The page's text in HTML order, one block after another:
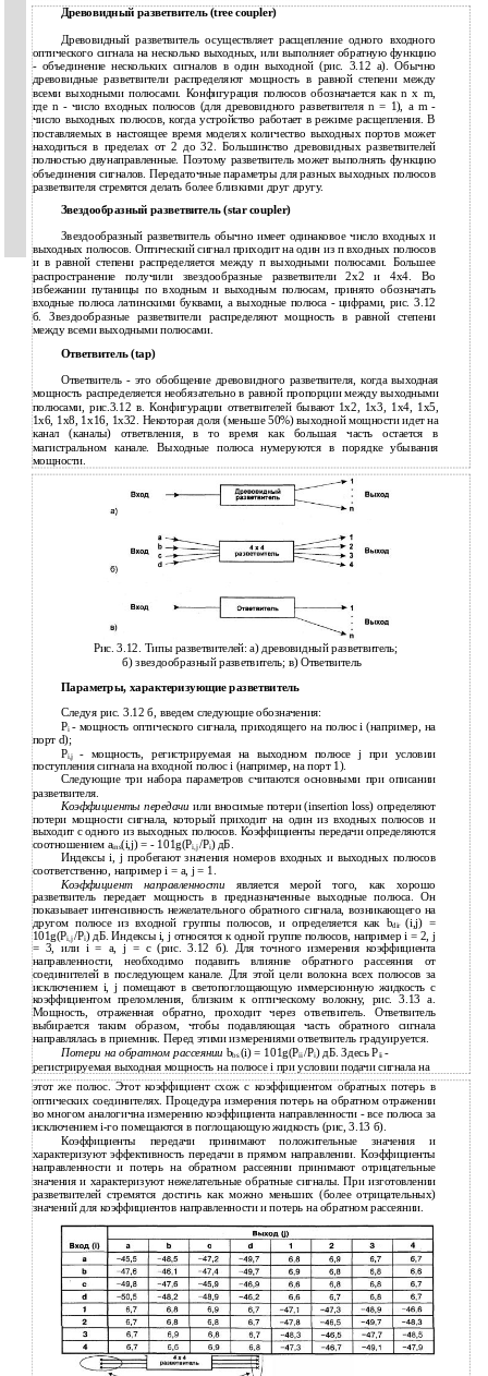
Древовидный разветвитель (tree coupler)
Древовидный разветвитель осуществляет расщепление одного входного
оптического сигнала на несколько выходных, или выполняет обратную функцию
- объединение нескольких сигналов в один выходной (рис. 3.12 а). Обычно
древовидные разветвители распределяют мощность в равной степени между
всеми выходными полюсами. Конфигурация полюсов обозначается как n х m,
где n - число входных полюсов (для древовидного разветвителя n = 1), а m -
число выходных полюсов, когда устройство работает в режиме расщепления. В
поставляемых в настоящее время моделях количество выходных портов может
находиться в пределах от 2 до 32. Большинство древовидных разветвителей
полностью двунаправленные. Поэтому разветвитель может выполнять функцию
объединения сигналов. Передаточные параметры для разных выходных полюсов
разветвителя стремятся делать более близкими друг другу.
Звездообразный разветвитель (star coupler)
Звездообразный разветвитель обычно имеет одинаковое число входных и
выходных полюсов. Оптический сигнал приходит на один из п входных полюсов
и в равной степени распределяется между п выходными полюсами. Большее
распространение получили звездообразные разветвители 2х2 и 4х4. Во
избежании путаницы по входным и выходным полюсам, принято обозначать
входные полюса латинскими буквами, а выходные полюса - цифрами, рис. 3.12
б. Звездообразные разветвители распределяют мощность в равной степени
между всеми выходными полюсами.
Ответвитель (tap)
Ответвитель - это обобщение древовидного разветвителя, когда выходная
мощность распределяется необязательно в равной пропорции между выходными
полюсами, рис.3.12 в. Конфигурации ответвителей бывают 1х2, 1х3, 1х4, 1х5,
1х6, 1х8, 1х16, 1х32. Некоторая доля (меньше 50%) выходной мощности идет на
канал (каналы) ответвления, в то время как большая часть остается в
магистральном канале. Выходные полюса нумеруются в порядке убывания
мощности.
Рис. 3.12. Типы разветвителей: а) древовидный разветвитель;
б) звездообразный разветвитель; в) Ответвитель
Параметры, характеризующие разветвитель
Следуя рис. 3.12 б, введем следующие обозначения:
Рi - мощность оптического сигнала, приходящего на полюс i (например, на
порт d);
Рi,j- мощность, регистрируемая на выходном полюсе j при условии
поступления сигнала на входной полюс i (например, на порт 1).
Следующие три набора параметров считаются основными при описании
разветвителя.
Коэффициенты передачиили вносимые потери (insertion loss) определяют
потери мощности сигнала, который приходит на один из входных полюсов и
выходит с одного из выходных полюсов. Коэффициенты передачи определяются
соотношением ains(i,j) = - 101g(Pi,j/Pi) дБ.
Индексы i, j пробегают значения номеров входных и выходных полюсов
соответственно, например i = а, j = 1.
Коэффициент направленностиявляется мерой того, как хорошо
разветвитель передает мощность в предназначенные выходные полюса. Он
показывает интенсивность нежелательного обратного сигнала, возникающего на
другом полюсе из входной группы полюсов, и определяется как bdir(i,j) =
101g(Pi,j/Рi) дБ. Индексы i, j относятся к одной группе полюсов, например i = 2, j
= 3, или i = а, j = с (рис. 3.12 б). Для точного измерения коэффициента
направленности, необходимо подавить влияние обратного рассеяния от
соединителей в последующем канале. Для этой цели волокна всех полюсов за
исключением i, j помещают в светопоглощающую иммерсионную жидкость с
коэффициентом преломления, близким к оптическому волокну, рис. 3.13 а.
Мощность, отраженная обратно, проходит через ответвитель. Ответвитель
выбирается таким образом, чтобы подавляющая часть обратного сигнала
направлялась в приемник. Перед этими измерениями ответвитель градуируется.
Потери на обратном рассеянии bbs(i) = 101g(Pii/Рi) дБ. Здесь Рii -
регистрируемая выходная мощность на полюсе i при условии подачи сигнала на
этот же полюс. Этот коэффициент схож с коэффициентом обратных потерь в
оптических соединителях. Процедура измерения потерь на обратном отражении
во многом аналогична измерению коэффициента направленности - все полюса за
исключением i-го помещаются в поглощающую жидкость (рис, 3.13 б).
Коэффициенты передачи принимают положительные значения и
характеризуют эффективность передачи в прямом направлении. Коэффициенты
направленности и потерь на обратном рассеянии принимают отрицательные
значения и характеризуют нежелательные обратные сигналы. При изготовлении
разветвителей стремятся достичь как можно меньших (более отрицательных)
значений для коэффициентов направленности и потерь на обратном рассеянии.